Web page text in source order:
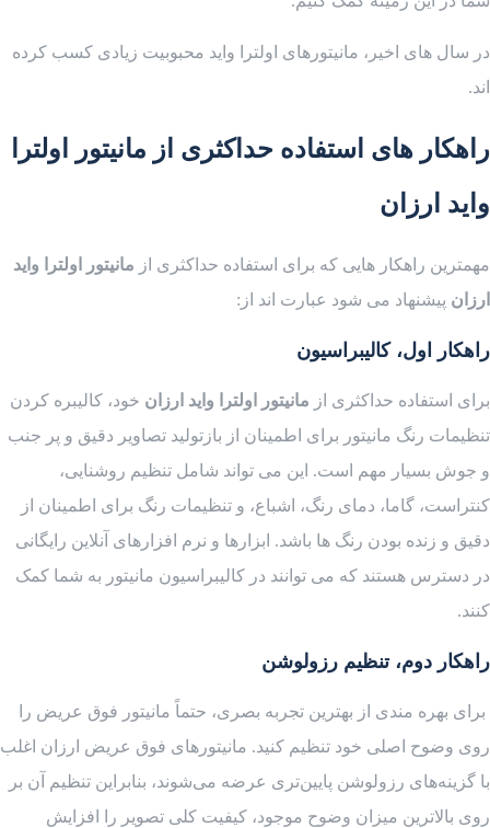
در سال های اخیر، مانیتورهای اولترا واید محبوبیت زیادی کسب کرده
اند.
راهکار های استفاده حداکثری از مانیتور اولترا
واید ارزان
مهمترین راهکار هایی که برای استفاده حداکثری از مانیتور اولترا واید
ارزان پیشنهاد می شود عبارت اند از:
راهکار اول، کالیبراسیون
برای استفاده حداکثری از مانیتور اولترا واید ارزان خود، کالیبره کردن
تنظیمات رنگ مانیتور برای اطمینان از بازتولید تصاویر دقیق و پر جنب
و جوش بسیار مهم است. این می تواند شامل تنظیم روشنایی،
کنتراست، گاما، دمای رنگ، اشباع، و تنظیمات رنگ برای اطمینان از
دقیق و زنده بودن رنگ ها باشد. ابزارها و نرم افزارهای آنلاین رایگانی
در دسترس هستند که می توانند در کالیبراسیون مانیتور به شما کمک
کنند.
راهکار دوم، تنظیم رزولوشن
برای بهره مندی از بهترین تجربه بصری، حتماً مانیتور فوق عریض را
روی وضوح اصلی خود تنظیم کنید. مانیتورهای فوق عریض ارزان اغلب
با گزینه‌های رزولوشن پایین‌تری عرضه می‌شوند، بنابراین تنظیم آن بر
روی بالاترین میزان وضوح موجود، کیفیت کلی تصویر را افزایش